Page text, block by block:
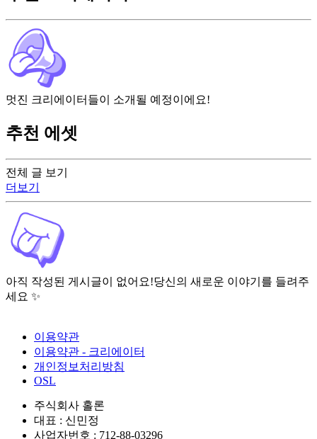
전체 글 보기
더보기
아직 작성된 게시글이 없어요!당신의 새로운 이야기를 들려주
세요 ✨
멋진 크리에이터들이 소개될 예정이에요!
추천 에셋
이용약관
이용약관 - 크리에이터
개인정보처리방침
OSL
주식회사 홀론
대표 : 신민정
사업자번호 : 712-88-03296